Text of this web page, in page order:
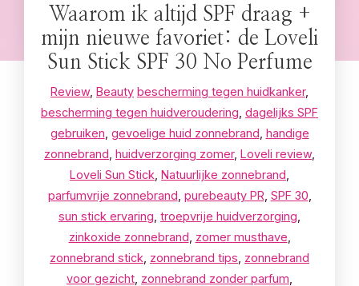
Waarom ik altijd SPF draag +
mijn nieuwe favoriet: de Loveli
Sun Stick SPF 30 No Perfume
Review, Beauty bescherming tegen huidkanker,
bescherming tegen huidveroudering dagelijks SPF
gebruiken gevoelige huid zonnebrand handige
zonnebrand huidverzorging zomer, Loveli review,
Loveli Sun Stick Natuurlijke zonnebrand
parfumvrije zonnebrand purebeauty PR SPF 30
sun stick ervaring troepvrije huidverzorging
zinkoxide zonnebrand zomer musthave
zonnebrand stick zonnebrand tips zonnebrand
voor gezicht zonnebrand zonder parfum